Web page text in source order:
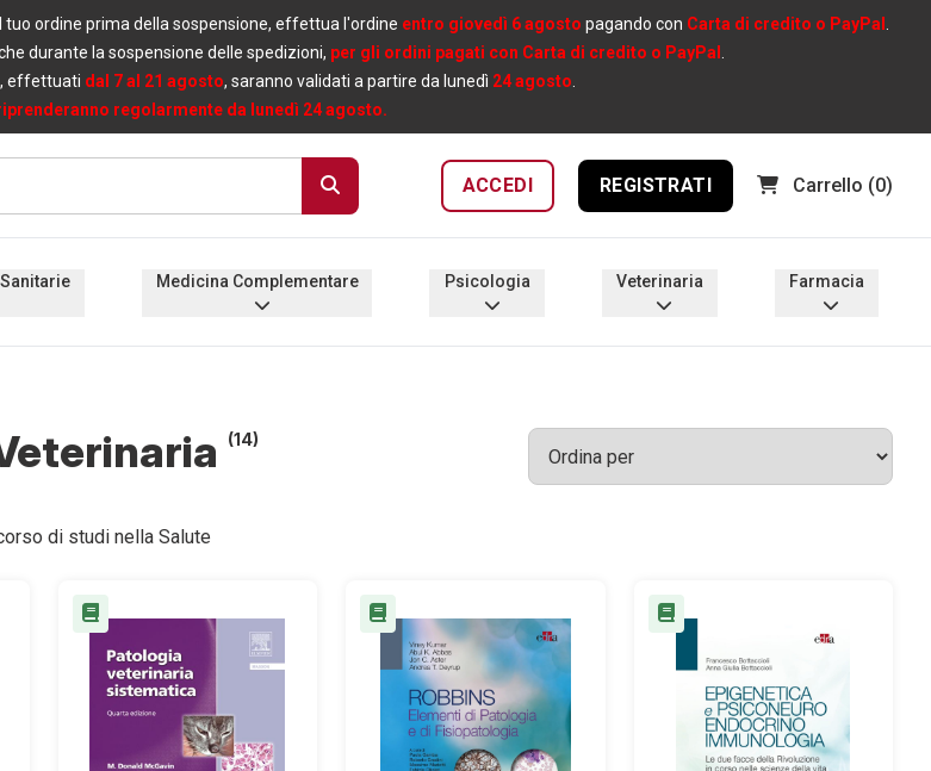
il tuo ordine prima della sospensione, effettua l'ordine entro giovedì 6 agosto pagando con Carta di credito o PayPal
durante la sospensione delle spedizioni, per gli ordini pagati con Carta di credito o PayPal
, effettuati dal 7 al 21 agosto, saranno validati a partire da lunedì 24 agosto
regolarmente da lunedì 24 agosto.
ACCEDI REGISTRATI Carrello (0)
Medicina Complementare
(14)
di studi nella Salute